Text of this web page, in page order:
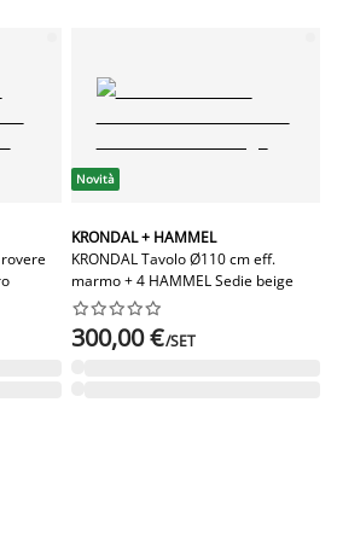
rovere
Novità
KRONDAL + HAMMEL
KRONDAL Tavolo Ø110 cm eff.
marmo + 4 HAMMEL Sedie beige






300,00 €/SET